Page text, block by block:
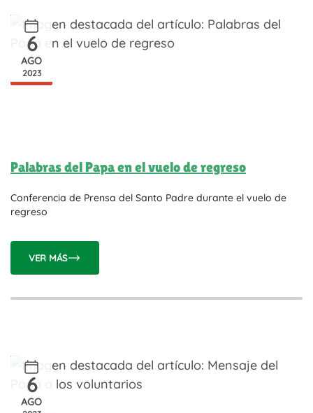
6
AGO
2023
Palabras del Papa en el vuelo de regreso
Conferencia de Prensa del Santo Padre durante el vuelo de
regreso
VER MÁS
6
AGO